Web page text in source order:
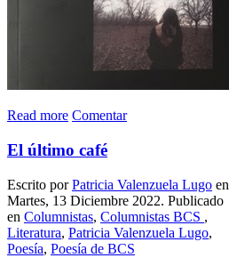
Read more Comentar
El último café
Escrito porPatricia Valenzuela Lugo en
Martes, 13 Diciembre 2022. Publicado
en Columnistas, Columnistas BCS ,
Literatura, Patricia Valenzuela Lugo,
Poesía, Poesía de BCS